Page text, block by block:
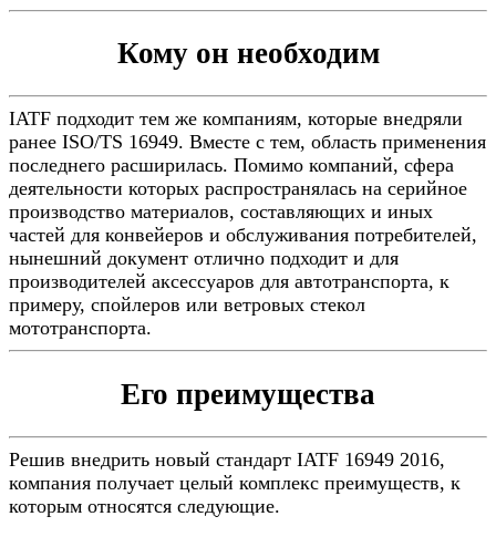
Кому он необходим
IATF подходит тем же компаниям, которые внедряли
ранее ISO/TS 16949. Вместе с тем, область применения
последнего расширилась. Помимо компаний, сфера
деятельности которых распространялась на серийное
производство материалов, составляющих и иных
частей для конвейеров и обслуживания потребителей,
нынешний документ отлично подходит и для
производителей аксессуаров для автотранспорта, к
примеру, спойлеров или ветровых стекол
мототранспорта.
Его преимущества
Решив внедрить новый стандарт IATF 16949 2016,
компания получает целый комплекс преимуществ, к
которым относятся следующие.